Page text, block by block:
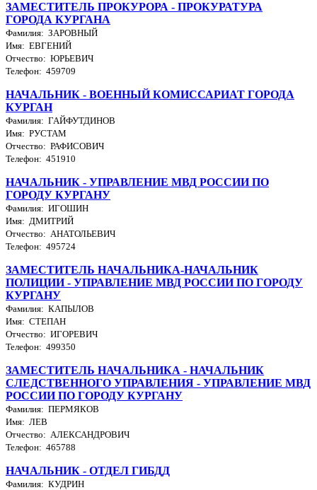
ЗАМЕСТИТЕЛЬ ПРОКУРОРА - ПРОКУРАТУРА
ГОРОДА КУРГАНА
Фамилия: ЗАРОВНЫЙ
Имя: ЕВГЕНИЙ
Отчество: ЮРЬЕВИЧ
Телефон: 459709
НАЧАЛЬНИК - ВОЕННЫЙ КОМИССАРИАТ ГОРОДА
КУРГАН
Фамилия: ГАЙФУТДИНОВ
Имя: РУСТАМ
Отчество: РАФИСОВИЧ
Телефон: 451910
НАЧАЛЬНИК - УПРАВЛЕНИЕ МВД РОССИИ ПО
ГОРОДУ КУРГАНУ
Фамилия: ИГОШИН
Имя: ДМИТРИЙ
Отчество: АНАТОЛЬЕВИЧ
Телефон: 495724
ЗАМЕСТИТЕЛЬ НАЧАЛЬНИКА-НАЧАЛЬНИК
ПОЛИЦИИ - УПРАВЛЕНИЕ МВД РОССИИ ПО ГОРОДУ
КУРГАНУ
Фамилия: КАПЫЛОВ
Имя: СТЕПАН
Отчество: ИГОРЕВИЧ
Телефон: 499350
ЗАМЕСТИТЕЛЬ НАЧАЛЬНИКА - НАЧАЛЬНИК
СЛЕДСТВЕННОГО УПРАВЛЕНИЯ - УПРАВЛЕНИЕ МВД
РОССИИ ПО ГОРОДУ КУРГАНУ
Фамилия: ПЕРМЯКОВ
Имя: ЛЕВ
Отчество: АЛЕКСАНДРОВИЧ
Телефон: 465788
НАЧАЛЬНИК - ОТДЕЛ ГИБДД
Фамилия: КУДРИН